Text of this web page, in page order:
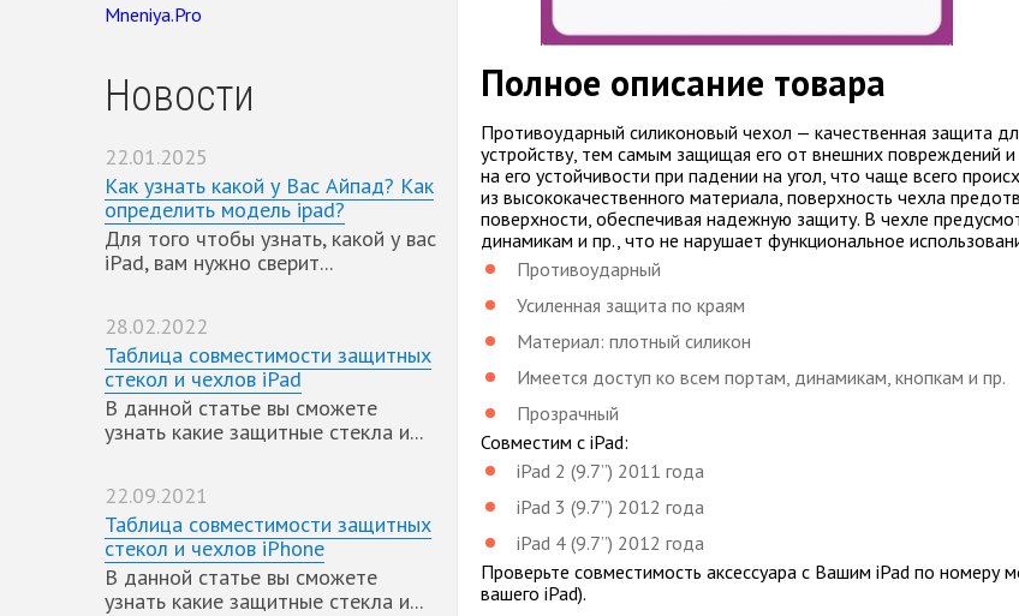
Mneniya.Pro
Новости
22.01.2025
Как узнать какой у Вас Айпад? Как
определить модель ipad?
Для того чтобы узнать, какой у вас
iPad, вам нужно сверит...
28.02.2022
Таблица совместимости защитных
стекол и чехлов iPad
В данной статье вы сможете
узнать какие защитные стекла и...
22.09.2021
Таблица совместимости защитных
стекол и чехлов iPhone
В данной статье вы сможете
узнать какие защитные стекла и...
Полное описание товара
Противоударный силиконовый чехол — качественная защита
устройству, тем самым защищая его от внешних повреждений
на его устойчивости при падении на угол, что чаще всего
из высококачественного материала, поверхность чехла
поверхности, обеспечивая надежную защиту. В чехле
динамикам и пр., что не нарушает функциональное
Противоударный
Усиленная защита по краям
Материал: плотный силикон
Имеется доступ ко всем портам, динамикам, кнопкам и пр.
Прозрачный
Совместим с iPad:
iPad 2 (9.7’’) 2011 года
iPad 3 (9.7’’) 2012 года
iPad 4 (9.7’’) 2012 года
Проверьте совместимость аксессуара с Вашим iPad по номеру
вашего iPad).